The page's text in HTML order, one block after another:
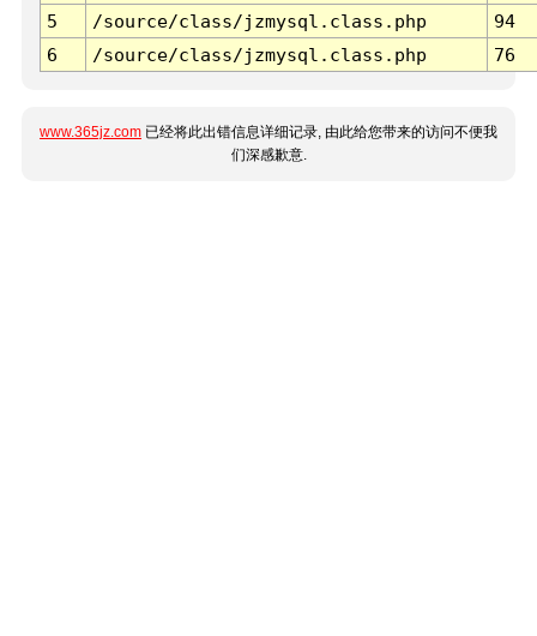
5
/source/class/jzmysql.class.php
94
6
/source/class/jzmysql.class.php 76
www.365jz.com 已经将此出错信息详细记录, 由此给您带来的访问不便我
们深感歉意.